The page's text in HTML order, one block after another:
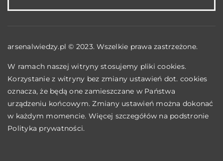
arsenalwiedzy.pl © 2023. Wszelkie prawa zastrzeżone.
W ramach naszej witryny stosujemy pliki cookies.
Korzystanie z witryny bez zmiany ustawień dot. cookies
oznacza, że będą one zamieszczane w Państwa
urządzeniu końcowym. Zmiany ustawień można dokonać
w każdym momencie. Więcej szczegółów na podstronie
Polityka prywatności.